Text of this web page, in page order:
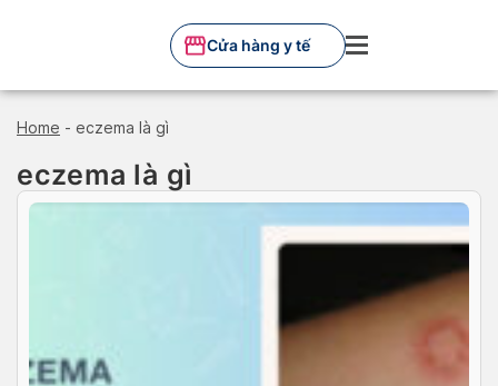
Cửa hàng y tế
Home - eczema là gì
eczema là gì